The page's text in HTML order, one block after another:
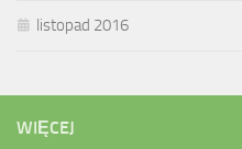
listopad 2016
WIĘCEJ